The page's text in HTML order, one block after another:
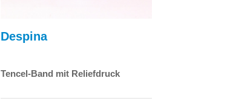
Despina
Tencel-Band mit Reliefdruck